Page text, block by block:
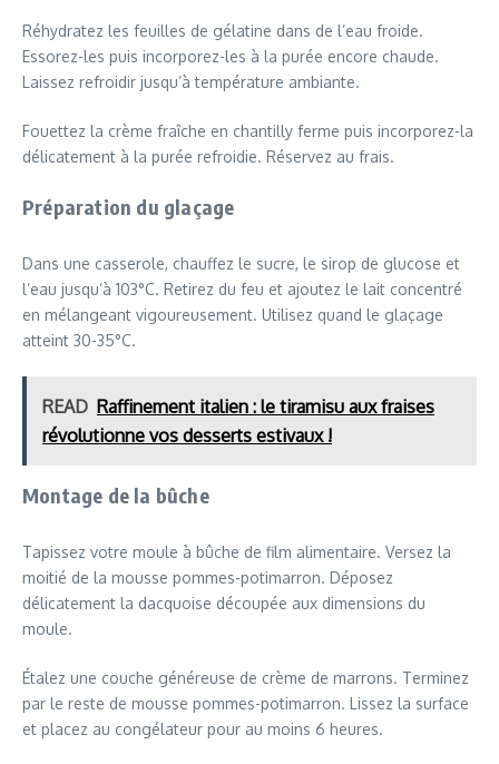
Réhydratez les feuilles de gélatine dans de l’eau froide.
Essorez-les puis incorporez-les à la purée encore chaude.
Laissez refroidir jusqu’à température ambiante.
Fouettez la crème fraîche en chantilly ferme puis incorporez-la
délicatement à la purée refroidie. Réservez au frais.
Préparation du glaçage
Dans une casserole, chauffez le sucre, le sirop de glucose et
l’eau jusqu’à 103°C. Retirez du feu et ajoutez le lait concentré
en mélangeant vigoureusement. Utilisez quand le glaçage
atteint 30-35°C.
READ Raffinement italien : le tiramisu aux fraises
révolutionne vos desserts estivaux !
Montage de la bûche
Tapissez votre moule à bûche de film alimentaire. Versez la
moitié de la mousse pommes-potimarron. Déposez
délicatement la dacquoise découpée aux dimensions du
moule.
Étalez une couche généreuse de crème de marrons. Terminez
par le reste de mousse pommes-potimarron. Lissez la surface
et placez au congélateur pour au moins 6 heures.